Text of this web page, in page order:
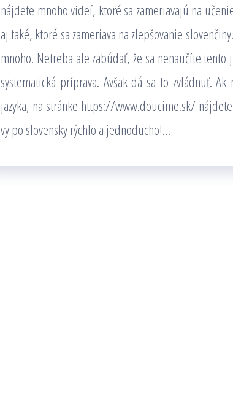
nájdete mnoho videí, ktoré sa zameriavajú na
aj také, ktoré sa zameriava na zlepšovanie
mnoho. Netreba ale zabúdať, že sa nenaučíte tento
systematická príprava. Avšak dá sa to zvládnuť.
jazyka, na stránke https://www.doucime.sk/
vy po slovensky rýchlo a jednoducho!…